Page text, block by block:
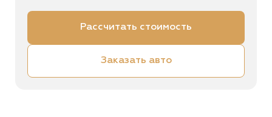
Рассчитать стоимость
Заказать авто